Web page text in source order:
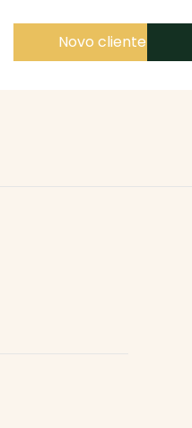
Novo cliente